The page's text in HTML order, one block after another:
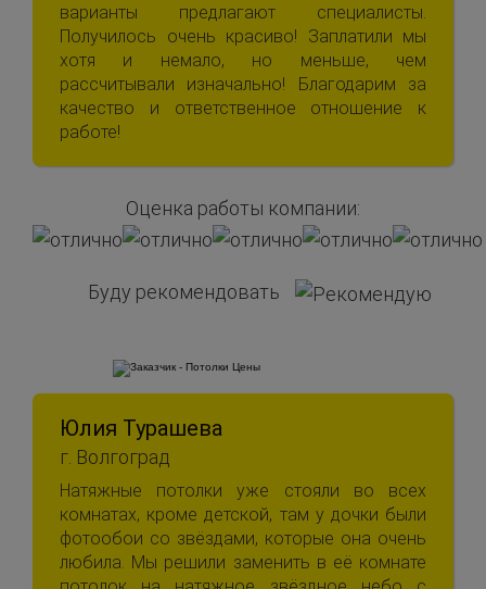
варианты предлагают специалисты.
Получилось очень красиво! Заплатили мы
хотя и немало, но меньше, чем
рассчитывали изначально! Благодарим за
качество и ответственное отношение к
работе!
Оценка работы компании:
Буду рекомендовать
Юлия Турашева
г. Волгоград
Натяжные потолки уже стояли во всех
комнатах, кроме детской, там у дочки были
фотообои со звёздами, которые она очень
любила. Мы решили заменить в её комнате